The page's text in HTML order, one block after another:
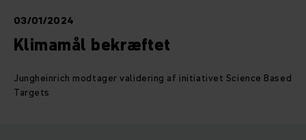
03/01/2024
Klimamål bekræftet
Jungheinrich modtager validering af initiativet Science Based
Targets